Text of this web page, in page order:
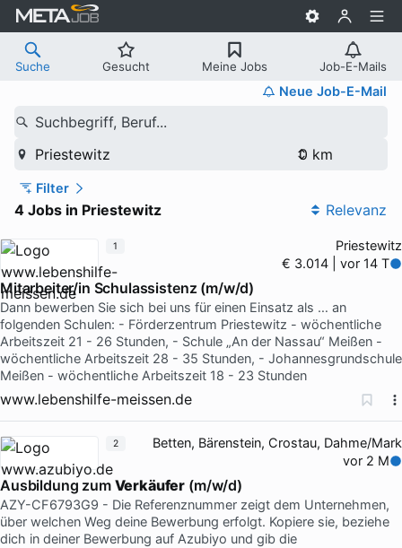
Suche Gesucht Meine Jobs Job-E-Mails
Neue Job-E-Mail
Suchbegriff, Beruf...
Priestewitz
Filter
4 Jobs in Priestewitz Relevanz
Priestewitz
€ 3.014 | vor 14 T
Mitarbeiter/in Schulassistenz (m/w/d)
Dann bewerben Sie sich bei uns für einen Einsatz als … an
folgenden Schulen: - Förderzentrum Priestewitz - wöchentliche
Arbeitszeit 21 - 26 Stunden, - Schule „An der Nassau“ Meißen -
wöchentliche Arbeitszeit 28 - 35 Stunden, - Johannesgrundschule
Meißen - wöchentliche Arbeitszeit 18 - 23 Stunden
www.lebenshilfe-meissen.de
1
Betten, Bärenstein, Crostau, Dahme/Mark
vor 2 M
Ausbildung zum Verkäufer (m/w/d)
AZY-CF6793G9 - Die Referenznummer zeigt dem Unternehmen,
über welchen Weg deine Bewerbung erfolgt. Kopiere sie, beziehe
dich in deiner Bewerbung auf Azubiyo und gib die
2